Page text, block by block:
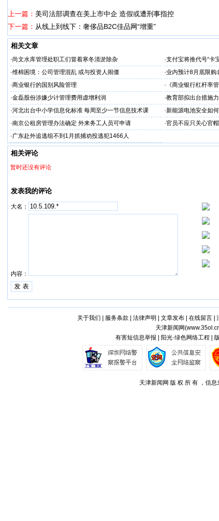
上一篇： 美司法部调查在美上市中企 造假或遭刑事指控
下一篇： 从线上到线下：奢侈品B2C佳品网“增重”
相关文章
·尚文水库管理处职工们冒着寒冬清淤除杂 ·支付宝将推代号“卡
·维棉困境：公司管理混乱 或与投资人闹僵 ·业内预计8月底限购
·商业银行的国别风险管理 · 《商业银行杠杆率
·金磊股份涉嫌少计管理费用虚增利润 ·教育部拟出台措施
·河北出台中小学信息化标准 每周至少一节信息技术课 ·新能源电池安全如
·南京公租房管理办法确定 外来务工人员可申请 ·官员不应只关心官
·广东赴外追逃组不到1月抓捕劝投逃犯1466人
相关评论
暂时还没有评论
发表我的评论
大名：
内容：
关于我们 服务条款 法律声明 文章发布| 在线留言|
天津新闻网(
有害短信息举报 | 阳光·绿色网络工程 |
天津新闻网 版 权 所 有 ，信